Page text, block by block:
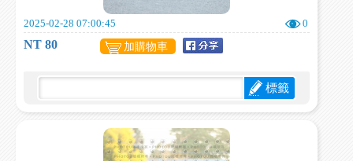
2025-02-28 07:00:45 0
NT 80 加購物車
標籤